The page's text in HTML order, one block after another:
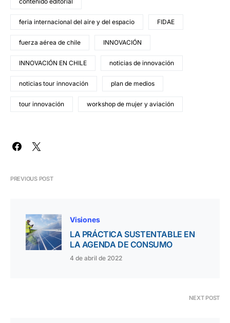
feria internacional del aire y del espacio FIDAE
fuerza aérea de chile INNOVACIÓN
INNOVACIÓN EN CHILE noticias de innovación
noticias tour innovación plan de medios
tour innovación workshop de mujer y aviación
PREVIOUS POST
Visiones
LA PRÁCTICA SUSTENTABLE EN
LA AGENDA DE CONSUMO
4 de abril de 2022
NEXT POST